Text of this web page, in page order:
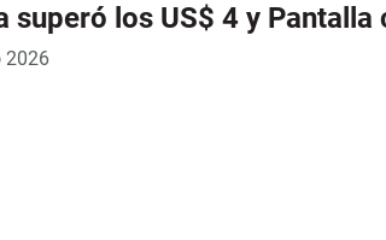
superó los US$ 4 y
2026